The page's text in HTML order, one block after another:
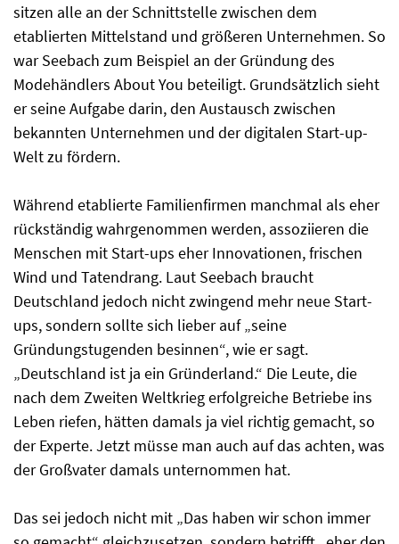
sitzen alle an der Schnittstelle zwischen dem
etablierten Mittelstand und größeren Unternehmen. So
war Seebach zum Beispiel an der Gründung des
Modehändlers About You beteiligt. Grundsätzlich sieht
er seine Aufgabe darin, den Austausch zwischen
bekannten Unternehmen und der digitalen Start-up-
Welt zu fördern.
Während etablierte Familienfirmen manchmal als eher
rückständig wahrgenommen werden, assoziieren die
Menschen mit Start-ups eher Innovationen, frischen
Wind und Tatendrang. Laut Seebach braucht
Deutschland jedoch nicht zwingend mehr neue Start-
ups, sondern sollte sich lieber auf „seine
Gründungstugenden besinnen“, wie er sagt.
„Deutschland ist ja ein Gründerland.“ Die Leute, die
nach dem Zweiten Weltkrieg erfolgreiche Betriebe ins
Leben riefen, hätten damals ja viel richtig gemacht, so
der Experte. Jetzt müsse man auch auf das achten, was
der Großvater damals unternommen hat.
Das sei jedoch nicht mit „Das haben wir schon immer